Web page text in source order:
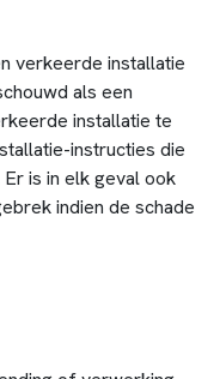
verkeerde installatie
als een
installatie te
instructies die
is in elk geval ook
indien de schade